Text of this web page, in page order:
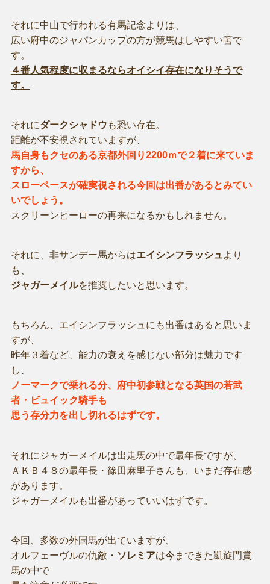
それに中山で行われる有馬記念よりは、
広い府中のジャパンカップの方が競馬はしやすい筈で
す。
４番人気程度に収まるならオイシイ存在になりそうで
す。
それにダークシャドウ も恐い存在。
距離が不安視されていますが、
馬自身もクセのある京都外回り2200ｍで２着に来ていま
すから、
スローペースが確実視される今回は出番があるとみてい
いでしょう。
スクリーンヒーローの再来になるかもしれません。
それに、非サンデー馬からはエイシンフラッシュより
も、
ジャガーメイルを推奨したいと思います。
もちろん、エイシンフラッシュにも出番はあると思いま
すが、
昨年３着など、能力の衰えを感じない部分は魅力です
し、
ノーマークで乗れる分、府中初参戦となる英国の若武
者・ビュイック騎手も
思う存分力を出し切れるはずです。
それにジャガーメイルは出走馬の中で最年長ですが、
ＡＫＢ４８の最年長・篠田麻里子さんも、いまだ存在感
があります。
ジャガーメイルも出番があっていいはずです。
今回、多数の外国馬が出ていますが、
オルフェーヴルの仇敵・ ソレミアは今まできた凱旋門賞
馬の中で